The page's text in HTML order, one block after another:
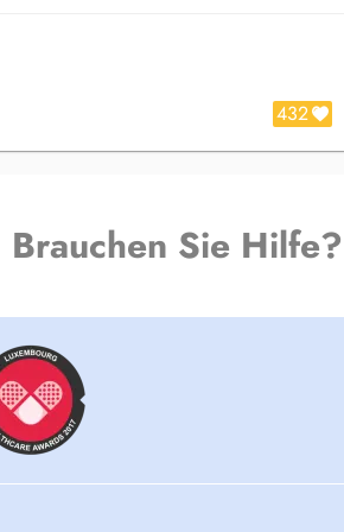
432
Brauchen Sie Hilfe?